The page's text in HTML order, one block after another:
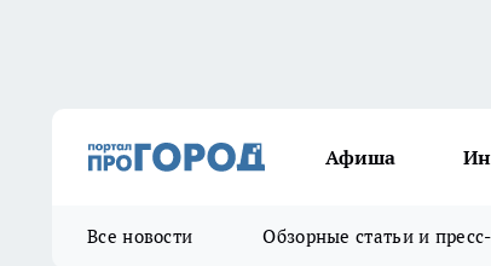
Афиша
Все новости Обзорные статьи и